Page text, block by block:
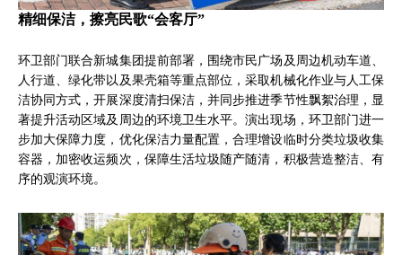
精细保洁，擦亮民歌“会客厅”
环卫部门联合新城集团提前部署，围绕市民广场及周边机动车道、
人行道、绿化带以及果壳箱等重点部位，采取机械化作业与人工保
洁协同方式，开展深度清扫保洁，并同步推进季节性飘絮治理，显
著提升活动区域及周边的环境卫生水平。演出现场，环卫部门进一
步加大保障力度，优化保洁力量配置，合理增设临时分类垃圾收集
容器，加密收运频次，保障生活垃圾随产随清，积极营造整洁、有
序的观演环境。